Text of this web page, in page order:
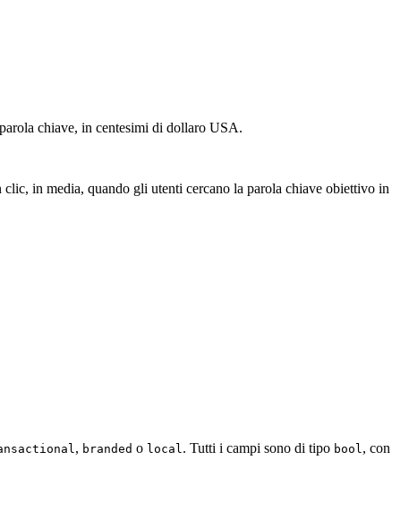
chiave, in centesimi di dollaro USA.
in media, quando gli utenti cercano la parola chiave obiettivo in
, branded o local. Tutti i campi sono di tipo bool, con